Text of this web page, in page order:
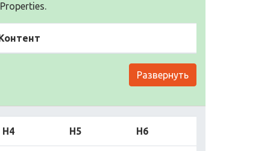
Развернуть
H4 H5 H6